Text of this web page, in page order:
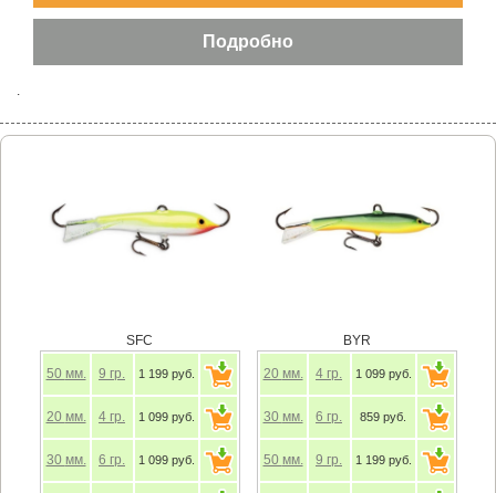
SFC
50 мм. 9 гр. 1 199 руб.
20 мм. 4 гр. 1 099 руб.
30 мм. 6 гр. 1 099 руб.
BYR
20 мм. 4 гр. 1 099 руб.
30 мм. 6 гр. 859 руб.
50 мм. 9 гр. 1 199 руб.